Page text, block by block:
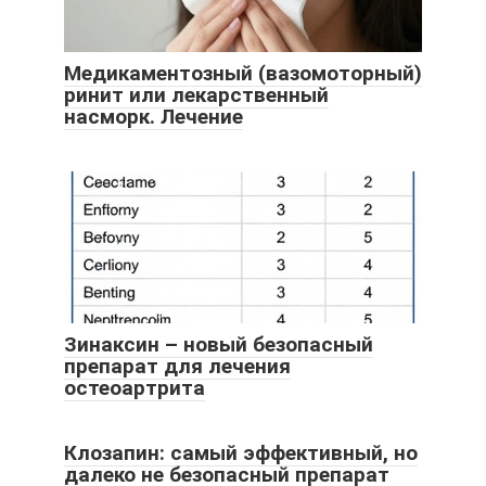
Медикаментозный (вазомоторный)
ринит или лекарственный
насморк. Лечение
Зинаксин – новый безопасный
препарат для лечения
остеоартрита
Клозапин: самый эффективный, но
далеко не безопасный препарат